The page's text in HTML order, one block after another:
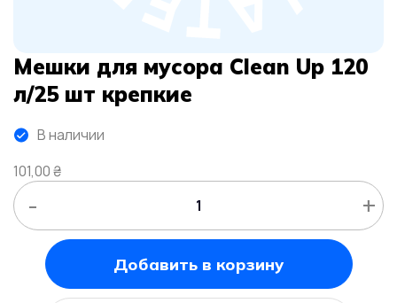
Мешки для мусора Сlean Up 120
л/25 шт крепкие
В наличии
101,00₴
- +
Добавить в корзину